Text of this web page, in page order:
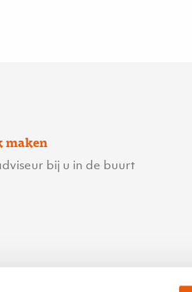
maken
bij u in de buurt